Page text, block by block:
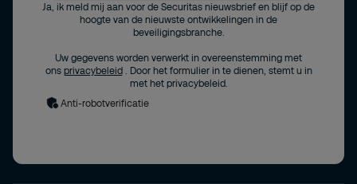
Ja, ik meld mij aan voor de Securitas nieuwsbrief en blijf op de
hoogte van de nieuwste ontwikkelingen in de
beveiligingsbranche.
Uw gegevens worden verwerkt in overeenstemming met
ons privacybeleid
. Door het formulier in te dienen, stemt u in
met het privacybeleid.
Anti-robotverificatie